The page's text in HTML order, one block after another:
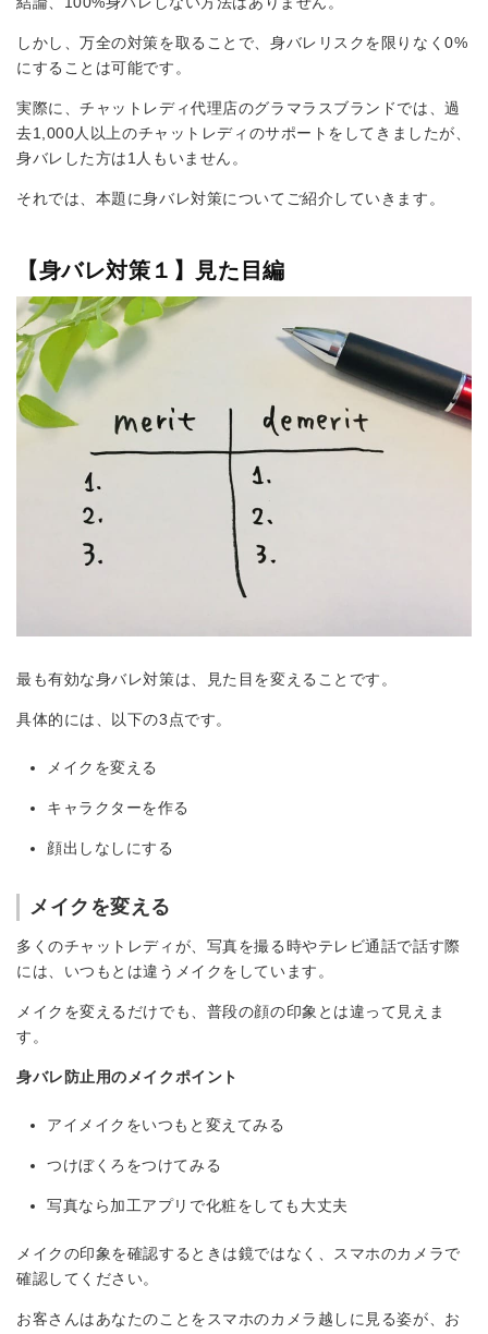
しかし、万全の対策を取ることで、身バレリスクを限りなく0%
にすることは可能です。
実際に、チャットレディ代理店のグラマラスブランドでは、過
去1,000人以上のチャットレディのサポートをしてきましたが、
身バレした方は1人もいません。
それでは、本題に身バレ対策についてご紹介していきます。
【身バレ対策１】見た目編
最も有効な身バレ対策は、見た目を変えることです。
具体的には、以下の3点です。
メイクを変える
キャラクターを作る
顔出しなしにする
メイクを変える
多くのチャットレディが、写真を撮る時やテレビ通話で話す際
には、いつもとは違うメイクをしています。
メイクを変えるだけでも、普段の顔の印象とは違って見えま
す。
身バレ防止用のメイクポイント
アイメイクをいつもと変えてみる
つけぼくろをつけてみる
写真なら加工アプリで化粧をしても大丈夫
メイクの印象を確認するときは鏡ではなく、スマホのカメラで
確認してください。
お客さんはあなたのことをスマホのカメラ越しに見る姿が、お